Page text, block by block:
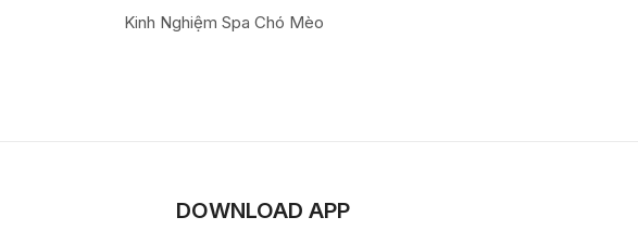
Kinh Nghiệm Spa Chó Mèo
DOWNLOAD APP